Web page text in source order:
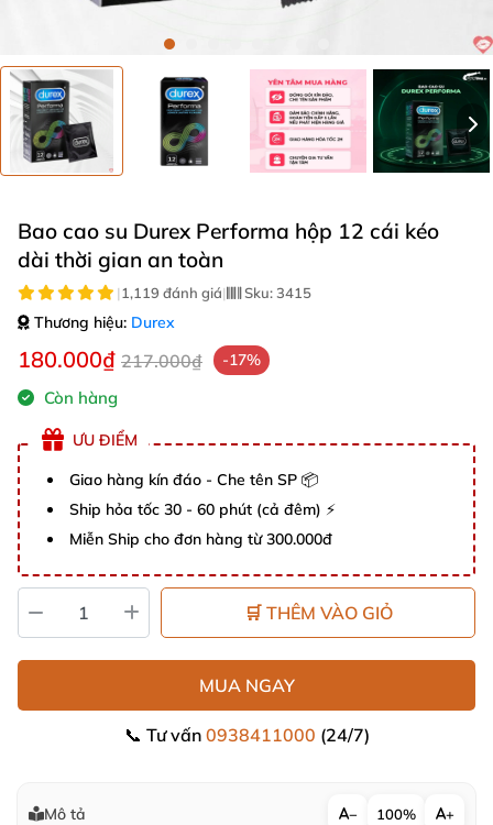
Bao cao su Durex Performa hộp 12 cái kéo
dài thời gian an toàn
|1,119 đánh giá| Sku:3415
Thương hiệu: Durex
180.000₫ 217.000₫ -17%
Còn hàng
ƯU ĐIỂM
Giao hàng kín đáo - Che tên SP 📦
Ship hỏa tốc 30 - 60 phút (cả đêm) ⚡
Miễn Ship cho đơn hàng từ 300.000đ
🛒 THÊM VÀO GIỎ
MUA NGAY
📞 Tư vấn 0938411000 (24/7)
Mô tả − 100% +